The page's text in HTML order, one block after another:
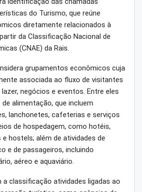
do Turismo, que reúne
diretamente relacionados à
da Classificação Nacional de
(CNAE) da Rais.
grupamentos econômicos cuja
associada ao fluxo de visitantes
negócios e eventos. Entre eles
alimentação, que incluem
lanchonetes, cafeterias e serviços
de hospedagem, como hotéis,
hostels; além de atividades de
e de passageiros, incluindo
aéreo e aquaviário.
a classificação atividades ligadas ao